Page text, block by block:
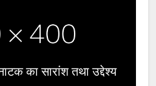
का सारांश तथा उद्देश्य